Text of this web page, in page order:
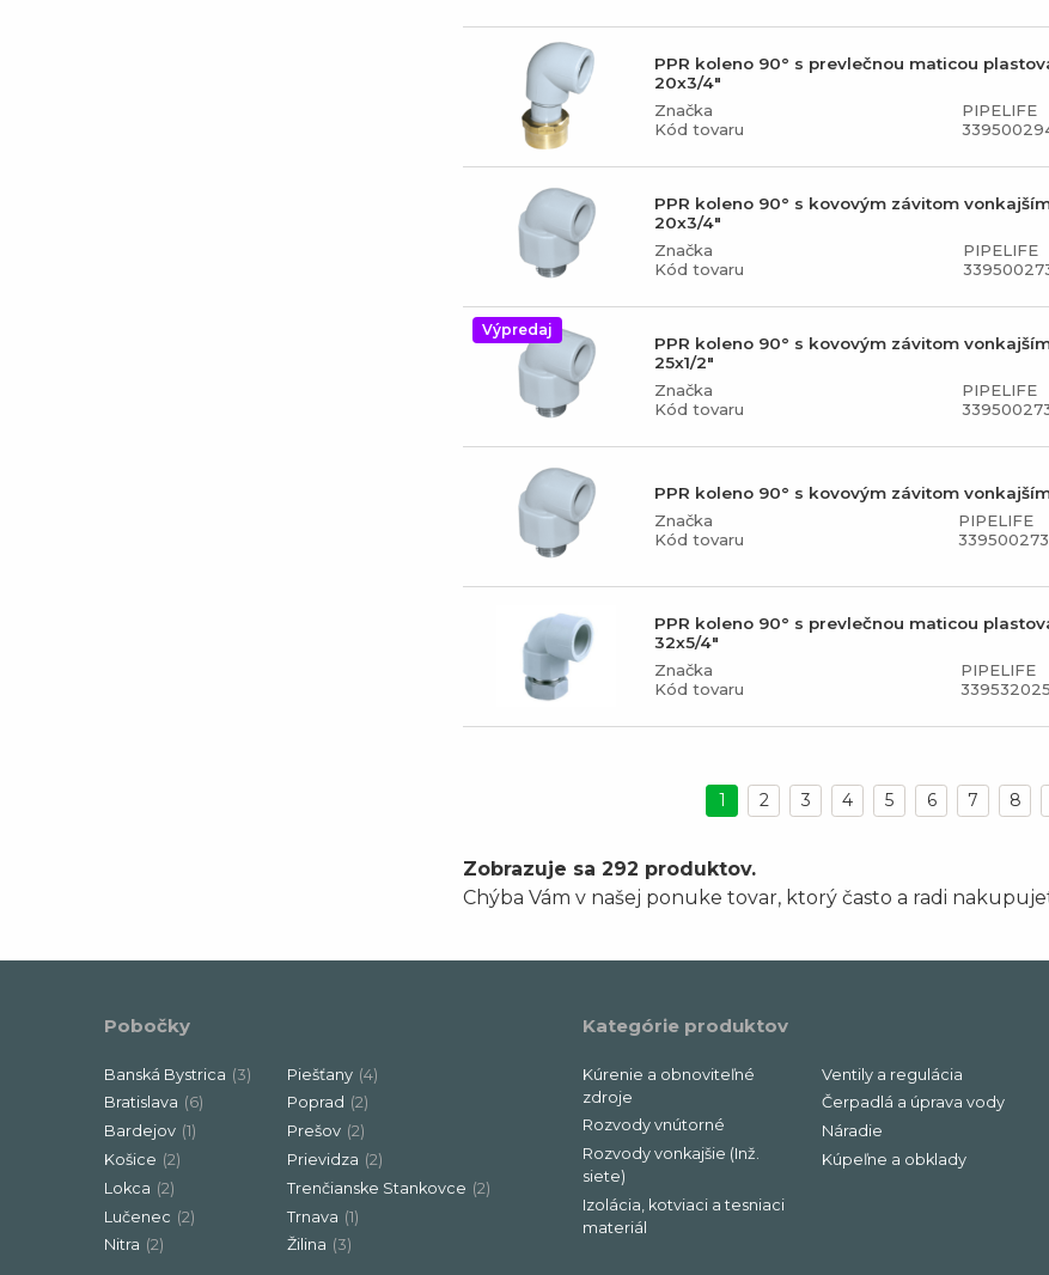
PPR koleno 90° s prevlečnou maticou
20x3/4"
Značka
PIPELIFE
Kód tovaru
PPR koleno 90° s kovovým závitom
20x3/4"
Značka
PIPELIFE
Kód tovaru
Výpredaj
PPR koleno 90° s kovovým závitom
25x1/2"
Značka
PIPELIFE
Kód tovaru
PPR koleno 90° s kovovým závitom
Značka
PIPELIFE
Kód tovaru
PPR koleno 90° s prevlečnou maticou
32x5/4"
Značka
PIPELIFE
Kód tovaru
1 2 3 4 5 6 7 8
Zobrazuje sa 292 produktov.
Chýba Vám v našej ponuke tovar, ktorý často a radi
Pobočky
Banská Bystrica (3)
Bratislava (6)
Bardejov (1)
Košice (2)
Lokca (2)
Lučenec (2)
Nitra (2)
Piešťany (4)
Poprad (2)
Prešov (2)
Prievidza (2)
Trenčianske Stankovce (2)
Trnava (1)
Žilina (3)
Kategórie produktov
Kúrenie a obnoviteľné
zdroje
Rozvody vnútorné
Rozvody vonkajšie (Inž.
siete)
Izolácia, kotviaci a tesniaci
materiál
Ventily a regulácia
Čerpadlá a úprava vody
Náradie
Kúpeľne a obklady